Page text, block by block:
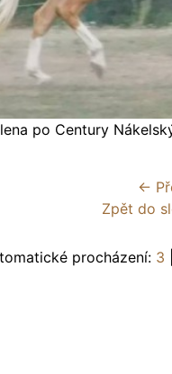
po Century
←
Zpět do
procházení: 3